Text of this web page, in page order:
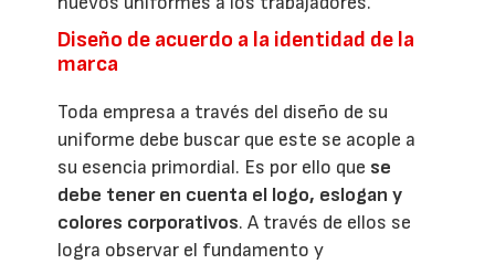
Diseño de acuerdo a la identidad de la
marca
Toda empresa a través del diseño de su
uniforme debe buscar que este se acople a
su esencia primordial. Es por ello que se
debe tener en cuenta el logo, eslogan y
colores corporativos. A través de ellos se
logra observar el fundamento y